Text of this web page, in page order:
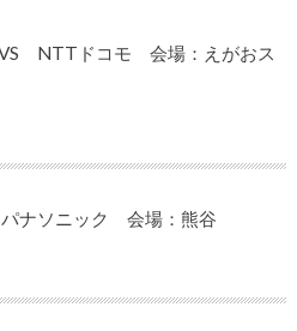
NTTドコモ 会場：えがおス
ソニック 会場：熊谷